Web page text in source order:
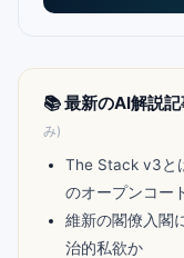
📚 最新のAI解説
み)
The Stack v3と
のオープンコー
維新の閣僚入閣
治的私欲か